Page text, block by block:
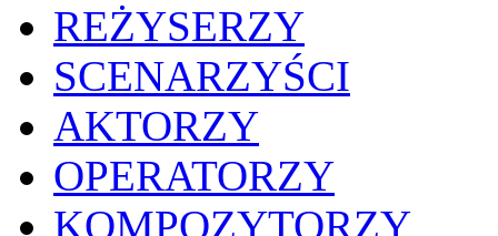
REŻYSERZY
SCENARZYŚCI
AKTORZY
OPERATORZY
KOMPOZYTORZY